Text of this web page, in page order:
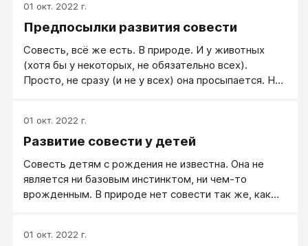
сердце, и, не задумываясь, он снял свою теплую
мантию и завернул в нее несчастного. «Идем, —
стране найдется и для тебя любящее сердце»…
01 окт. 2022 г.
Предпосылки развития совести
Совесть, всё же есть. В природе. И у животных
(хотя бы у некоторых, не обязательно всех).
Просто, не сразу (и не у всех) она просыпается. Ну,
какие ещё инстинкты, которые тоже просыпаются
не сразу (а у кого-то и вовсе не просыпаются -
есть, безусловные (не знаю что, но "рефлексами" их
назвать как-то язык не поворачивается), зашитые в
ROM-BIOS навыки, стремления, или как их там.
01 окт. 2022 г.
Развитие совести у детей
Совесть детям с рождения не известна. Она не
является ни базовым инстинктом, ни чем-то
врожденным. В природе нет совести так же, как
Совесть – это внутренний родитель. Родители учат
01 окт. 2022 г.